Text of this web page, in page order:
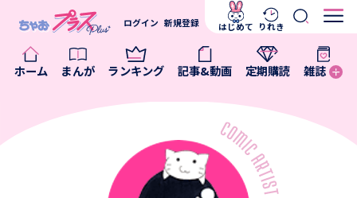
ホーム まんが ランキング 記事&動画 定期購読 雑誌
ログイン 新規登録 はじめて りれき